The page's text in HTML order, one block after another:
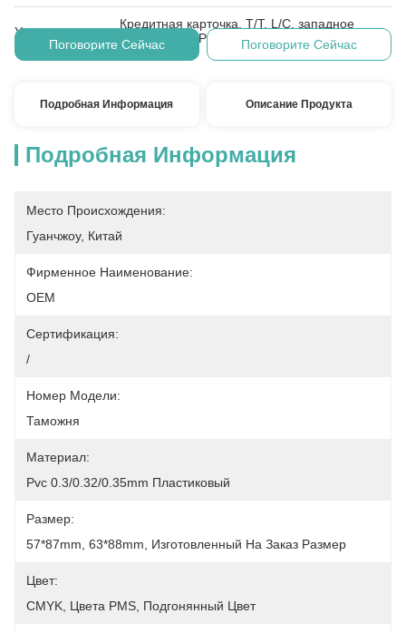
Условия
Оплаты:
Кредитная карточка, T/T, L/C, западное
соединение, PayPal, E-проверяя, D/A, D/P,
MoneyGram
Поговорите Сейчас Поговорите Сейчас
Подробная Информация Описание Продукта
Подробная Информация
Место Происхождения:
Гуанчжоу, Китай
Фирменное Наименование:
OEM
Сертификация:
/
Номер Модели:
Таможня
Материал:
Pvc 0.3/0.32/0.35mm Пластиковый
Размер:
57*87mm, 63*88mm, Изготовленный На Заказ Размер
Цвет:
CMYK, Цвета PMS, Подгонянный Цвет